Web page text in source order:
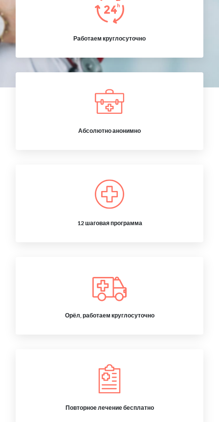
Работаем круглосуточно
Абсолютно анонимно
12 шаговая программа
Орёл, работаем круглосуточно
Повторное лечение бесплатно